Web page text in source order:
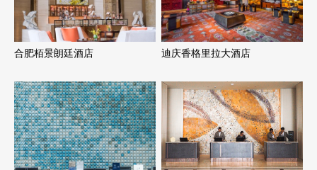
合肥栢景朗廷酒店 迪庆香格里拉大酒店